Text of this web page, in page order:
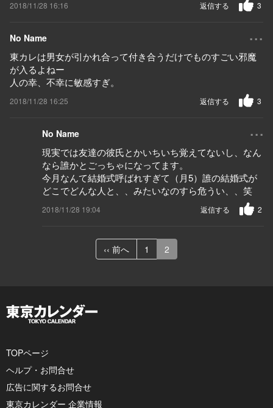
2018/11/28 16:16 3
返信する
No Name ...
東カレは男女が引かれ合って付き合うだけでものすごい邪魔
が入るよねー
人の幸、不幸に敏感すぎ。
2018/11/28 16:25 3
返信する
No Name ...
現実では友達の彼氏とかいちいち覚えてないし、なん
なら誰かとごっちゃになってます。
今月なんて結婚式呼ばれすぎて（月5）誰の結婚式が
どこでどんな人と、、みたいなのすら危うい、、笑
2018/11/28 19:04 2
返信する
‹‹ 前へ 1 2
TOPページ
ヘルプ・お問合せ
広告に関するお問合せ
東京カレンダー 企業情報